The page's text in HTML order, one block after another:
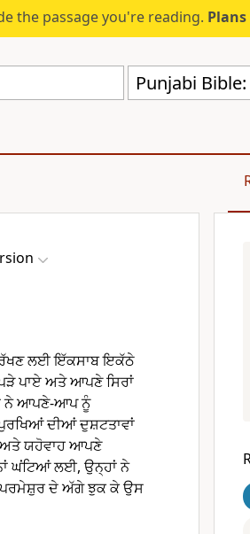
the passage you're reading. Plans
Punjabi Bible:
ਰੱਖਣ ਲਈ ਇੱਕਸਾਬ ਇਕੱਠੇ
ਪਾਏ ਅਤੇ ਆਪਣੇ ਸਿਰਾਂ
ਨੇ ਆਪਣੇ-ਆਪ ਨੂੰ
ਦੀਆਂ ਦੁਸ਼ਟਤਾਵਾਂ
ਯਹੋਵਾਹ ਆਪਣੇ
ਘਂਟਿਆਂ ਲਈ, ਉਨ੍ਹਾਂ ਨੇ
ਪਰਮੇਸ਼ੁਰ ਦੇ ਅੱਗੇ ਝੁਕ ਕੇ ਉਸ